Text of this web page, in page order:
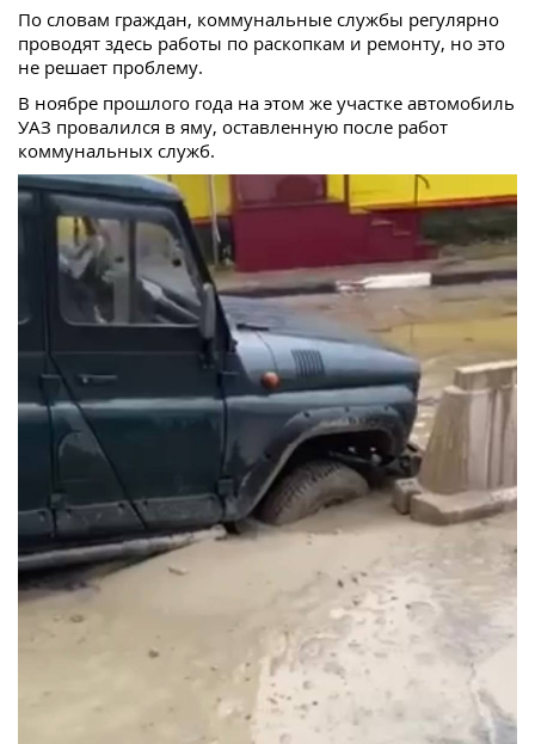
По словам граждан, коммунальные службы регулярно
проводят здесь работы по раскопкам и ремонту, но это
не решает проблему.
В ноябре прошлого года на этом же участке автомобиль
УАЗ провалился в яму, оставленную после работ
коммунальных служб.